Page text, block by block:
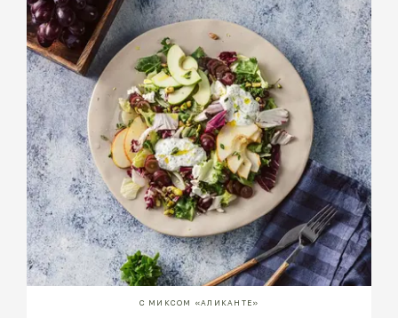
С МИКСОМ «АЛИКАНТЕ»